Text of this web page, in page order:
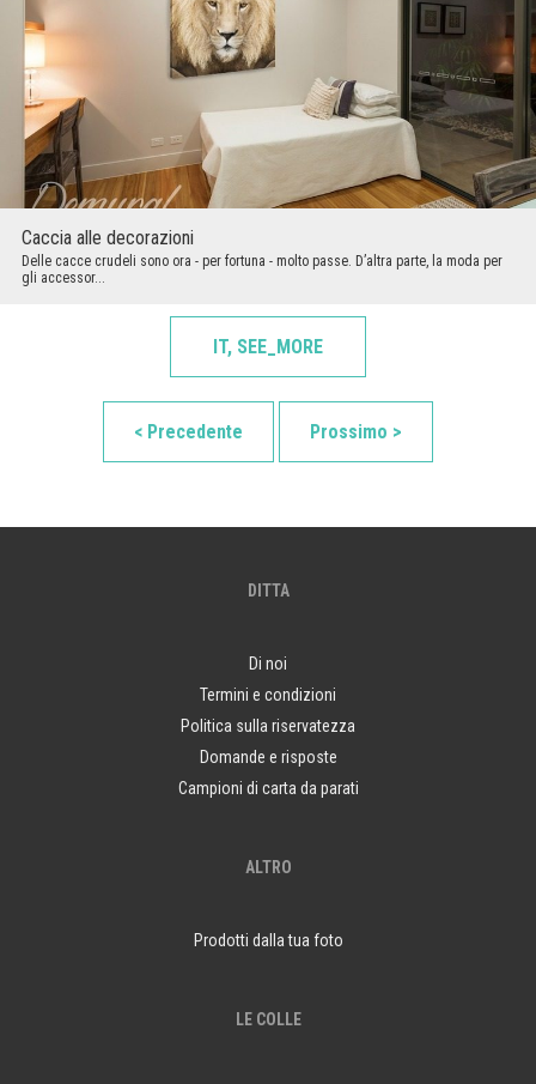
Caccia alle decorazioni
Delle cacce crudeli sono ora - per fortuna - molto passe. D’altra parte, la moda per
gli accessor...
IT, SEE_MORE
< Precedente Prossimo >
DITTA
Di noi
Termini e condizioni
Politica sulla riservatezza
Domande e risposte
Campioni di carta da parati
ALTRO
Prodotti dalla tua foto
LE COLLE